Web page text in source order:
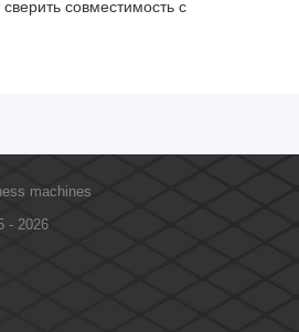
совместимость с
и проводим регулярное
machines
- 2026